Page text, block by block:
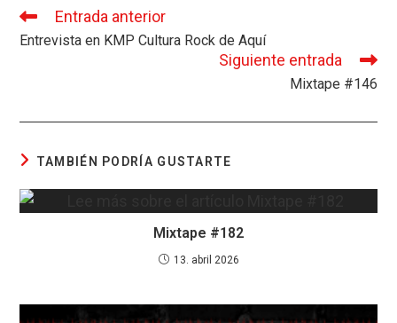
o
k
p
p
s
Leer
artículos
Entrada anterior
Entrevista en KMP Cultura Rock de Aquí
Siguiente entrada
Mixtape #146
TAMBIÉN PODRÍA GUSTARTE
Mixtape #182
13. abril 2026